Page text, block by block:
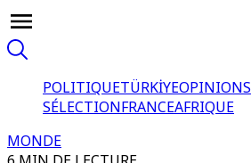
POLITIQUETÜRKİYEOPINIONS
SÉLECTIONFRANCEAFRIQUE
MONDE